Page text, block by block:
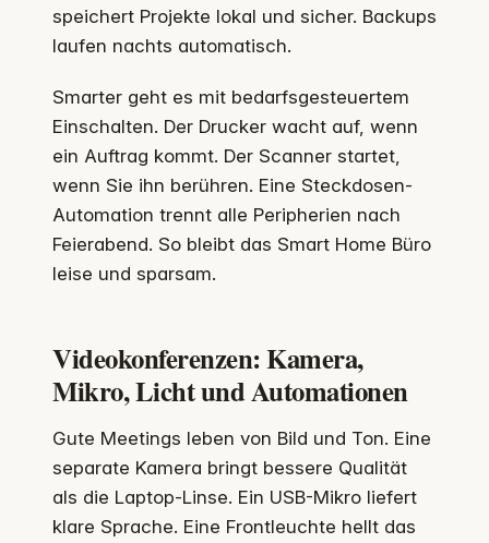
speichert Projekte lokal und sicher. Backups
laufen nachts automatisch.
Smarter geht es mit bedarfsgesteuertem
Einschalten. Der Drucker wacht auf, wenn
ein Auftrag kommt. Der Scanner startet,
wenn Sie ihn berühren. Eine Steckdosen-
Automation trennt alle Peripherien nach
Feierabend. So bleibt das Smart Home Büro
leise und sparsam.
Videokonferenzen: Kamera,
Mikro, Licht und Automationen
Gute Meetings leben von Bild und Ton. Eine
separate Kamera bringt bessere Qualität
als die Laptop-Linse. Ein USB-Mikro liefert
klare Sprache. Eine Frontleuchte hellt das